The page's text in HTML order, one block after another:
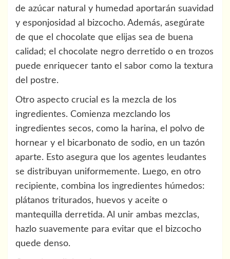
de azúcar natural y humedad aportarán suavidad
y esponjosidad al bizcocho. Además, asegúrate
de que el chocolate que elijas sea de buena
calidad; el chocolate negro derretido o en trozos
puede enriquecer tanto el sabor como la textura
del postre.
Otro aspecto crucial es la mezcla de los
ingredientes. Comienza mezclando los
ingredientes secos, como la harina, el polvo de
hornear y el bicarbonato de sodio, en un tazón
aparte. Esto asegura que los agentes leudantes
se distribuyan uniformemente. Luego, en otro
recipiente, combina los ingredientes húmedos:
plátanos triturados, huevos y aceite o
mantequilla derretida. Al unir ambas mezclas,
hazlo suavemente para evitar que el bizcocho
quede denso.